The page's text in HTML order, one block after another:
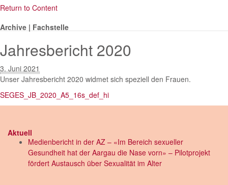
Return to Content
Archive | Fachstelle
Jahresbericht 2020
3. Juni 2021
Unser Jahresbericht 2020 widmet sich speziell den Frauen.
SEGES_JB_2020_A5_16s_def_hi
Aktuell
Medienbericht in der AZ – «Im Bereich sexueller
Gesundheit hat der Aargau die Nase vorn» – Pilotprojekt
fördert Austausch über Sexualität im Alter